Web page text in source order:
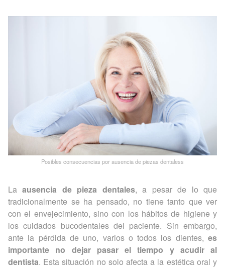
Posibles consecuencias por ausencia de piezas dentaless
Laausencia de pieza dentales, a pesar de lo que
tradicionalmente se ha pensado, no tiene tanto que ver
con el envejecimiento, sino con los hábitos de higiene y
los cuidados bucodentales del paciente. Sin embargo,
ante la pérdida de uno, varios o todos los dientes, es
importante no dejar pasar el tiempo y acudir al
dentista. Esta situación no solo afecta a la estética oral y